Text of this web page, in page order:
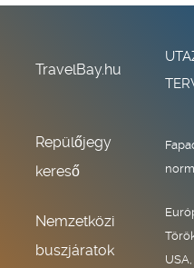
TravelBay.hu
Repülőjegy
kereső
Nemzetközi
buszjáratok